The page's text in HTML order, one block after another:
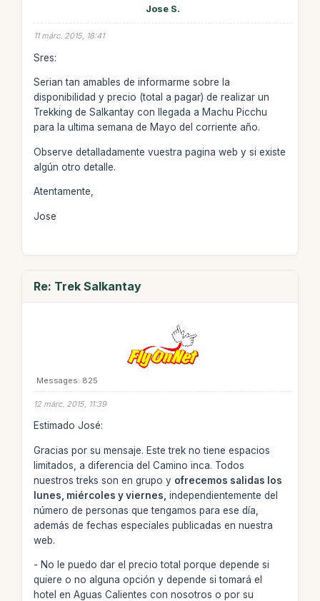
Jose S.
11 márc. 2015, 18:41
Sres:
Serian tan amables de informarme sobre la
disponibilidad y precio (total a pagar) de realizar un
Trekking de Salkantay con llegada a Machu Picchu
para la ultima semana de Mayo del corriente año.
Observe detalladamente vuestra pagina web y si existe
algún otro detalle.
Atentamente,
Jose
Re: Trek Salkantay
Messages: 825
12 márc. 2015, 11:39
Estimado José:
Gracias por su mensaje. Este trek no tiene espacios
limitados, a diferencia del Camino inca. Todos
nuestros treks son en grupo y ofrecemos salidas los
lunes, miércoles y viernes, independientemente del
número de personas que tengamos para ese día,
además de fechas especiales publicadas en nuestra
web.
- No le puedo dar el precio total porque depende si
quiere o no alguna opción y depende si tomará el
hotel en Aguas Calientes con nosotros o por su